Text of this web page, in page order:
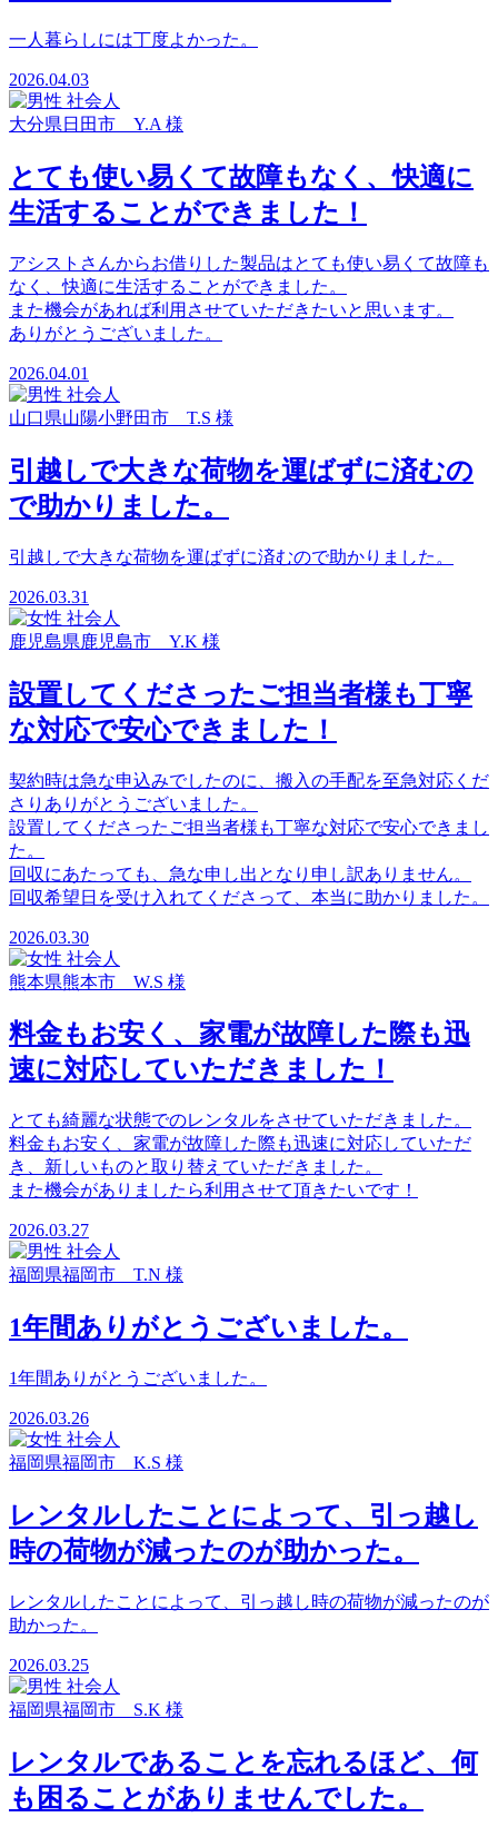
一人暮らしには丁度よかった。
2026.04.03
大分県日田市 Y.A 様
とても使い易くて故障もなく、快適に
生活することができました！
アシストさんからお借りした製品はとても使い易くて故障も
なく、快適に生活することができました。
また機会があれば利用させていただきたいと思います。
ありがとうございました。
2026.04.01
山口県山陽小野田市 T.S 様
引越しで大きな荷物を運ばずに済むの
で助かりました。
引越しで大きな荷物を運ばずに済むので助かりました。
2026.03.31
鹿児島県鹿児島市 Y.K 様
設置してくださったご担当者様も丁寧
な対応で安心できました！
契約時は急な申込みでしたのに、搬入の手配を至急対応くだ
さりありがとうございました。
設置してくださったご担当者様も丁寧な対応で安心できまし
た。
回収にあたっても、急な申し出となり申し訳ありません。
回収希望日を受け入れてくださって、本当に助かりました。
2026.03.30
熊本県熊本市 W.S 様
料金もお安く、家電が故障した際も迅
速に対応していただきました！
とても綺麗な状態でのレンタルをさせていただきました。
料金もお安く、家電が故障した際も迅速に対応していただ
き、新しいものと取り替えていただきました。
また機会がありましたら利用させて頂きたいです！
2026.03.27
福岡県福岡市 T.N 様
1年間ありがとうございました。
1年間ありがとうございました。
2026.03.26
福岡県福岡市 K.S 様
レンタルしたことによって、引っ越し
時の荷物が減ったのが助かった。
レンタルしたことによって、引っ越し時の荷物が減ったのが
助かった。
2026.03.25
福岡県福岡市 S.K 様
レンタルであることを忘れるほど、何
も困ることがありませんでした。